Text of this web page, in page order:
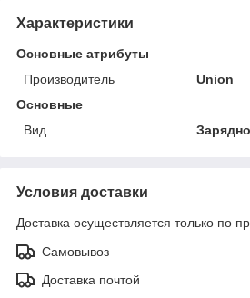
Характеристики
Основные атрибуты
Производитель
Union
Основные
Вид
Условия доставки
Доставка осуществляется только по
Самовывоз
Доставка почтой